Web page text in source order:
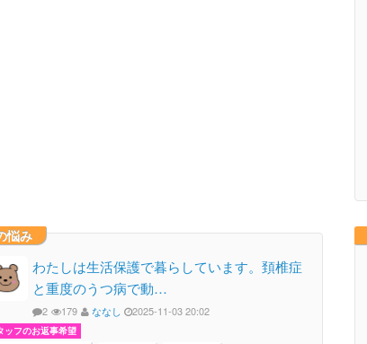
悩み
わたしは生活保護で暮らしています。頚椎症
と重度のうつ病で動…
2 179 ななし 2025-11-03 20:02
ッフのお返事希望